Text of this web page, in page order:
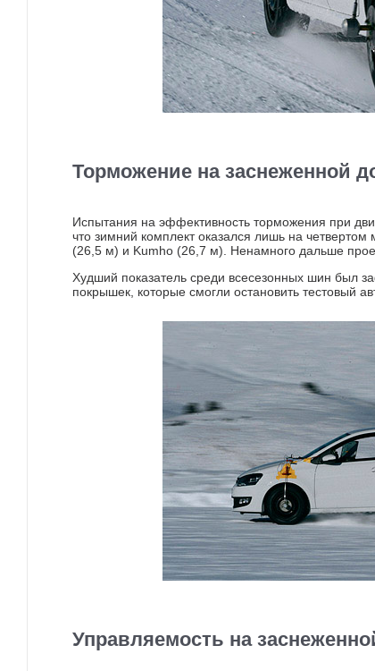
Торможение на заснеженной
Испытания на эффективность торможения при
что зимний комплект оказался лишь на
(26,5 м) и Kumho (26,7 м). Ненамного дальше
Худший показатель среди всесезонных шин был
покрышек, которые смогли остановить тестовый
Управляемость на